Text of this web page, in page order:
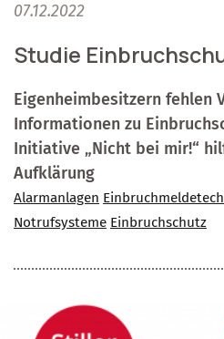
07.12.2022
Studie
Eigenheimbesitzern fehlen
Informationen zu
Initiative „Nicht bei mir!“
Aufklärung
Alarmanlagen
Notrufsysteme Einbruchschutz